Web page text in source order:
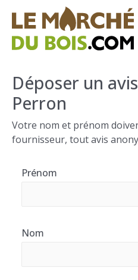
CHAUFFAGE AU BOIS
FAQ
CALCULER SA
Déposer un
Perron
Votre nom et prénom
fournisseur, tout avis
Prénom
Nom